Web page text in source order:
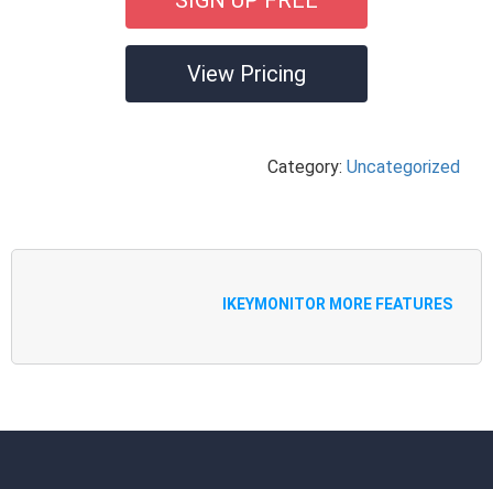
View Pricing
Category: Uncategorized
IKEYMONITOR MORE FEATURES